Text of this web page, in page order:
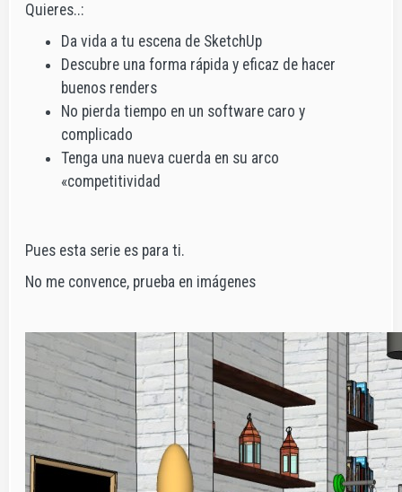
Quieres..:
Da vida a tu escena de SketchUp
Descubre una forma rápida y eficaz de hacer
buenos renders
No pierda tiempo en un software caro y
complicado
Tenga una nueva cuerda en su arco
«competitividad
Pues esta serie es para ti.
No me convence, prueba en imágenes